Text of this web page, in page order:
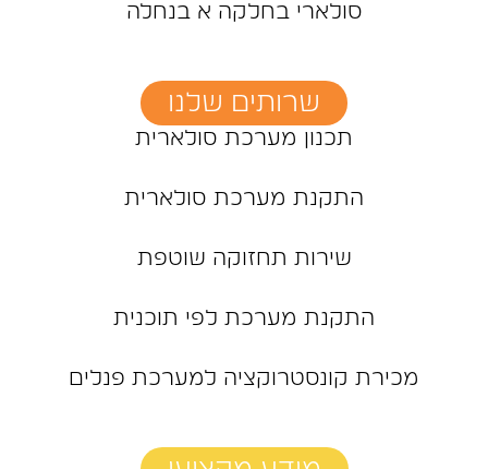
סולארי בחלקה א בנחלה
שרותים שלנו
תכנון מערכת סולארית
התקנת מערכת סולארית
שירות תחזוקה שוטפת
התקנת מערכת לפי תוכנית
מכירת קונסטרוקציה למערכת פנלים